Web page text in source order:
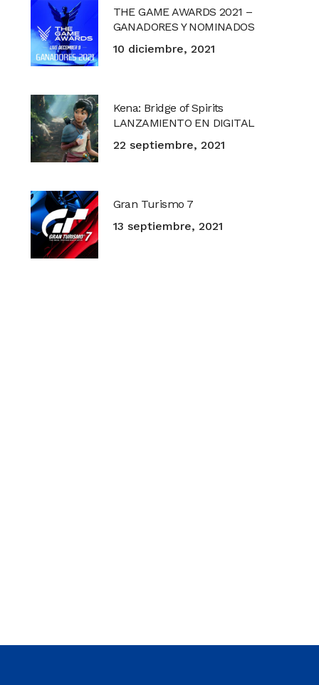
THE GAME AWARDS 2021 –
GANADORES Y NOMINADOS
10 diciembre, 2021
Kena: Bridge of Spirits
LANZAMIENTO EN DIGITAL
22 septiembre, 2021
Gran Turismo 7
13 septiembre, 2021